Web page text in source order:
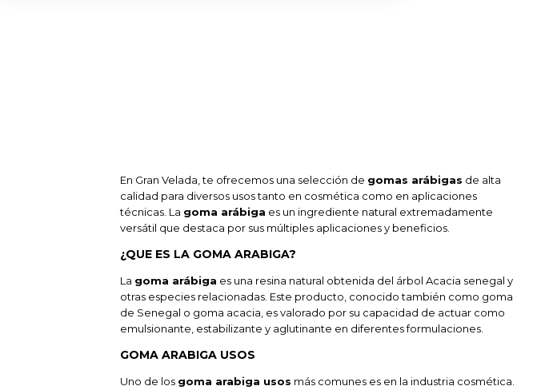
En Gran Velada, te ofrecemos una selección de gomas arábigas de alta
calidad para diversos usos tanto en cosmética como en aplicaciones
técnicas. La goma arábiga es un ingrediente natural extremadamente
versátil que destaca por sus múltiples aplicaciones y beneficios.
¿QUE ES LA GOMA ARABIGA?
La goma arábiga es una resina natural obtenida del árbol Acacia senegal y
otras especies relacionadas. Este producto, conocido también como goma
de Senegal o goma acacia, es valorado por su capacidad de actuar como
emulsionante, estabilizante y aglutinante en diferentes formulaciones.
GOMA ARABIGA USOS
Uno de los goma arabiga usos más comunes es en la industria cosmética.